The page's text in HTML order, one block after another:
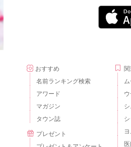
おすすめ
名前ランキング検索
アワード
マガジン
タウン誌
プレゼント